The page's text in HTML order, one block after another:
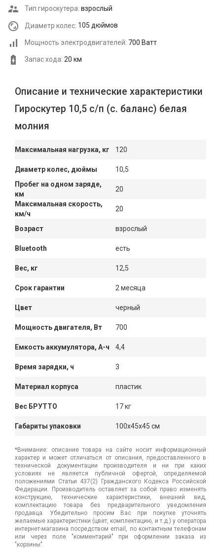
Тип гироскутера: взрослый
Диаметр колес: 105 дюймов
Мощность электродвигателей: 700 Ватт
Запас хода: 20 км
Описание и технические характеристики
Гироскутер 10,5 с/п (с. баланс) белая
молния
Максимальная нагрузка, кг 120
Диаметр колес, дюймы
10,5
Пробег на одном заряде,
км
20
Максимальная скорость,
км/ч
20
Возраст взрослый
Bluetooth есть
Вес, кг 12,5
Срок гарантии 2 месяца
Цвет черный
Мощность двигателя, Вт 700
Емкость аккумулятора, А-ч 4,4
Время зарядки, ч 3
Материал корпуса пластик
Вес БРУТТО 17 кг
Габариты упаковки 100x45x45 см
*Внимание: описание товара на сайте носит информационный
характер и может отличаться от описания, предоставленного в
технической документации производителя и ни при каких
условиях не является публичной офертой, определяемой
положениями Статьи 437(2) Гражданского Кодекса Российской
Федерации. Производитель оставляет за собой право изменять
конструкцию, технические характеристики, внешний вид,
комплектацию товара без предварительного уведомления
продавца. Убедительно просим Вас при покупке уточнять
желаемые характеристики (цвет, комплектацию, и т.д.) у оператора
интернет-магазина посредством email, по контактным телефонам
или через поле "комментарий" при оформлении заказа из
"корзины".